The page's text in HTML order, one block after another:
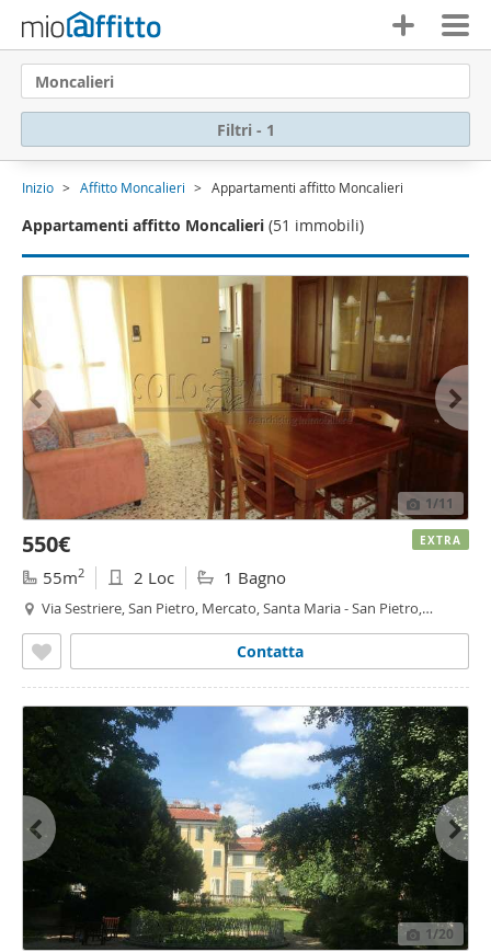
Moncalieri
Filtri - 1
Inizio Affitto Moncalieri Appartamenti affitto Moncalieri
Appartamenti affitto Moncalieri (51 immobili)
1/11
550€
55m2 2 Loc 1 Bagno
Via Sestriere, San Pietro, Mercato, Santa Maria - San Pietro,
Contatta
EXTRA
1/20